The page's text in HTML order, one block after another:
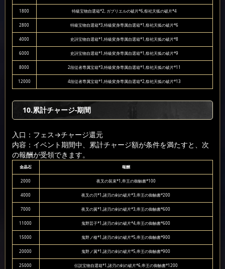
1800 特級宝物自選箱*2, ガブリエルの破片*6,祭祀天狐の破片*4
2800 特級宝物自選箱*3,特級変身専属自選箱*1,祭祀天狐の破片*6
4000 史詩宝物自選箱*1,特級変身専属自選箱*1,祭祀天狐の破片*8
6000 史詩宝物自選箱*1,特級変身専属自選箱*1,祭祀天狐の破片*9
8000 2段従者専属宝箱*3,特級変身専属自選箱*1,祭祀天狐の破片*11
12000 4段従者専属宝箱*1,特級変身専属自選箱*2,祭祀天狐の破片*13
10.累計チャージ-期間
入口：フェス→チャージ還元
内容：イベント期間中、累計チャージ額が条件を満たすと、次
の報酬が受領できます。
金晶石 報酬
2000 夜叉の装束*1,帝王の御触書*100
4000 夜叉の刃*1,諸刃の剣の破片*3,帝王の御触書*200
7000 夜叉の翼*1,諸刃の剣の破片*3,帝王の御触書*600
11000 鬼野芸子*1,諸刃の剣の破片*4,帝王の御触書*600
15000 鬼野ノ槍*1,諸刃の剣の破片*5,帝王の御触書*900
20000 鬼野ノ翼*1,諸刃の剣の破片*5,帝王の御触書*900
25000 伝説宝物自選箱*1,諸刃の剣の破片*6,帝王の御触書*1200